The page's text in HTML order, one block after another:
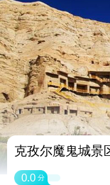
克孜尔魔鬼城景
0.0 分
